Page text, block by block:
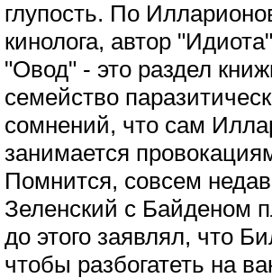
глупость. По
кинолога, автор
"Овод" - это раздел
семейство
сомнений, что сам
занимается
Помнится, совсем
Зеленский с Байденом
до этого заявлял, что
чтобы разбогатеть на